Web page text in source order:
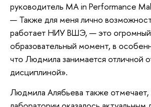
руководитель MA in Performance
— Также для меня лично
работает НИУ ВШЭ, — это огромный
образовательный момент, в
что Людмила занимается отличной
дисциплиной».
Людмила Алябьева также отмечает,